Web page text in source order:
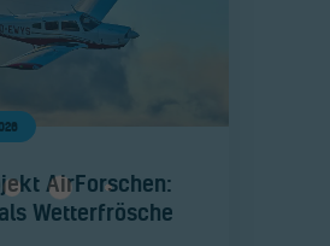
AirForschen:
Wetterfrösche